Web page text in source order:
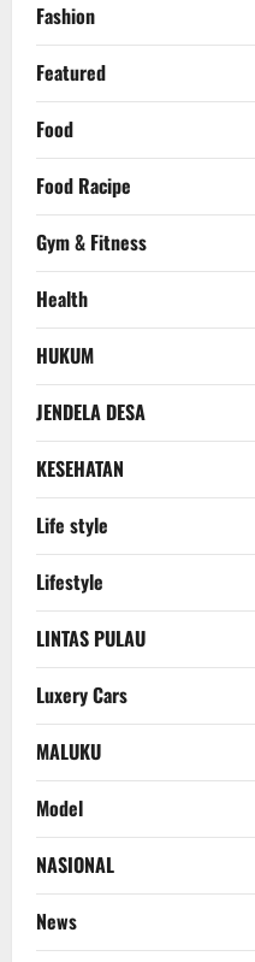
Fashion
Featured
Food
Food Racipe
Gym & Fitness
Health
HUKUM
JENDELA DESA
KESEHATAN
Life style
Lifestyle
LINTAS PULAU
Luxery Cars
MALUKU
Model
NASIONAL
News